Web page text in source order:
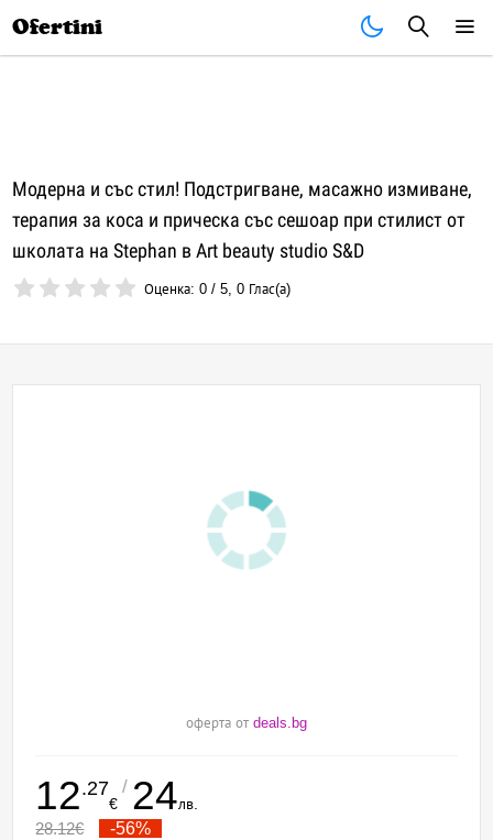
Ofertini
Модерна и със стил! Подстригване, масажно измиване,
терапия за коса и прическа със сешоар при стилист от
школата на Stephan в Art beauty studio S&D
Оценка:0 /5,0 Глас(а)
оферта от deals.bg
12.27
€
/ 24лв.
28.12€ -56%